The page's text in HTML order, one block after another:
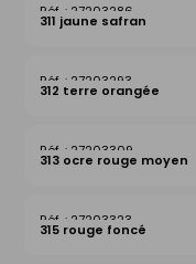
27203286
311 jaune safran
27203293
312 terre orangée
27203309
313 ocre rouge moyen
27203323
315 rouge foncé